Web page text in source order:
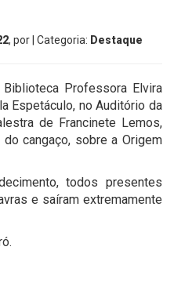
, por | Categoria: Destaque
Professora Elvira
Espetáculo, no Auditório da
de Francinete Lemos,
cangaço, sobre a Origem
todos presentes
e saíram extremamente